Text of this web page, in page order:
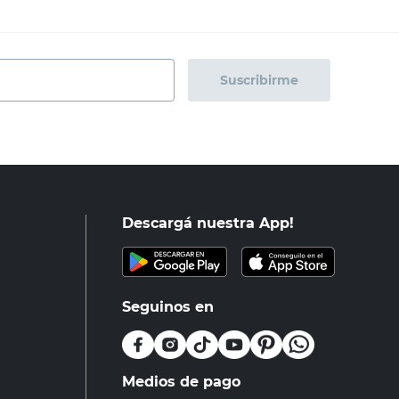
Suscribirme
Descargá nuestra App!
Seguinos en
Medios de pago